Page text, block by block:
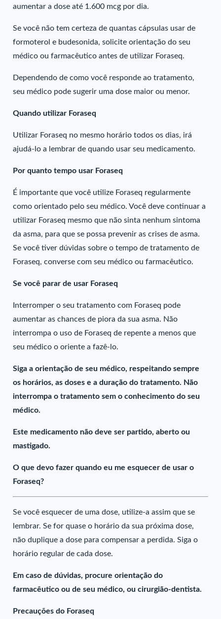
aumentar a dose até 1.600 mcg por dia.
Se você não tem certeza de quantas cápsulas usar de
formoterol e budesonida, solicite orientação do seu
médico ou farmacêutico antes de utilizar Foraseq.
Dependendo de como você responde ao tratamento,
seu médico pode sugerir uma dose maior ou menor.
Quando utilizar Foraseq
Utilizar Foraseq no mesmo horário todos os dias, irá
ajudá-lo a lembrar de quando usar seu medicamento.
Por quanto tempo usar Foraseq
É importante que você utilize Foraseq regularmente
como orientado pelo seu médico. Você deve continuar a
utilizar Foraseq mesmo que não sinta nenhum sintoma
da asma, para que se possa prevenir as crises de asma.
Se você tiver dúvidas sobre o tempo de tratamento de
Foraseq, converse com seu médico ou farmacêutico.
Se você parar de usar Foraseq
Interromper o seu tratamento com Foraseq pode
aumentar as chances de piora da sua asma. Não
interrompa o uso de Foraseq de repente a menos que
seu médico o oriente a fazê-lo.
Siga a orientação de seu médico, respeitando sempre
os horários, as doses e a duração do tratamento. Não
interrompa o tratamento sem o conhecimento do seu
médico.
Este medicamento não deve ser partido, aberto ou
mastigado.
O que devo fazer quando eu me esquecer de usar o
Foraseq?
Se você esquecer de uma dose, utilize-a assim que se
lembrar. Se for quase o horário da sua próxima dose,
não duplique a dose para compensar a perdida. Siga o
horário regular de cada dose.
Em caso de dúvidas, procure orientação do
farmacêutico ou de seu médico, ou cirurgião-dentista.
Precauções do Foraseq